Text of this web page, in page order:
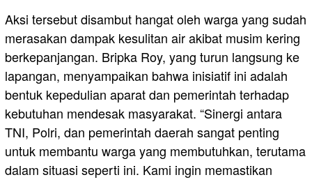
Aksi tersebut disambut hangat oleh warga yang sudah
merasakan dampak kesulitan air akibat musim kering
berkepanjangan. Bripka Roy, yang turun langsung ke
lapangan, menyampaikan bahwa inisiatif ini adalah
bentuk kepedulian aparat dan pemerintah terhadap
kebutuhan mendesak masyarakat. “Sinergi antara
TNI, Polri, dan pemerintah daerah sangat penting
untuk membantu warga yang membutuhkan, terutama
dalam situasi seperti ini. Kami ingin memastikan